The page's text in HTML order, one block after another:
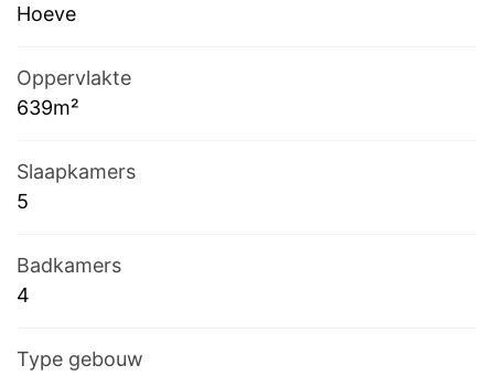
Hoeve
Oppervlakte
639m²
Slaapkamers
5
Badkamers
4
Type gebouw